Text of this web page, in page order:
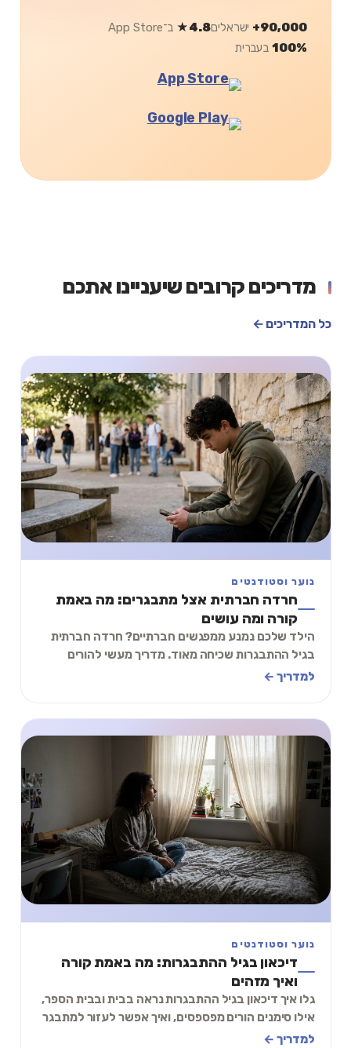
90,000+ ישראלים4.8★
ב־App Store
100%בעברית
מדריכים קרובים שיעניינו אתכם
כל המדריכים ←
נוער וסטודנטים
חרדה חברתית אצל מתבגרים: מה באמת
קורה ומה עושים
הילד שלכם נמנע ממפגשים חברתיים? חרדה חברתית
בגיל ההתבגרות שכיחה מאוד. מדריך מעשי להורים
ולמתבגרים: סימנים, כלים ותרגיל של 2 דקות.
למדריך ←
נוער וסטודנטים
דיכאון בגיל ההתבגרות: מה באמת קורה
ואיך מזהים
גלו איך דיכאון בגיל ההתבגרות נראה בבית ובבית הספר,
אילו סימנים הורים מפספסים, ואיך אפשר לעזור למתבגר
בלי ללחוץ עליו או להרחיק אותו.
למדריך ←